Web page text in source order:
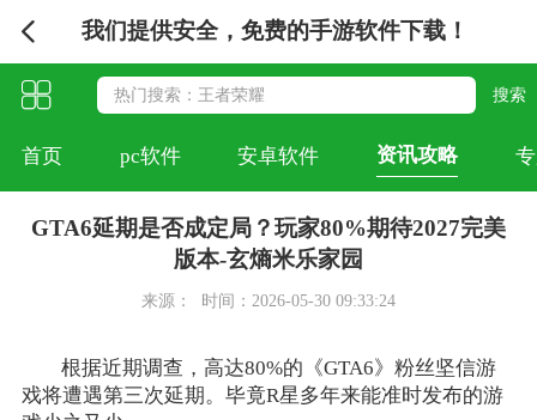
我们提供安全，免费的手游软件下载！
首页 pc软件 安卓软件 资讯攻略
GTA6延期是否成定局？玩家80%期待2027完美
版本-玄熵米乐家园
来源： 时间：2026-05-30 09:33:24
根据近期调查，高达80%的《GTA6》粉丝坚信游
戏将遭遇第三次延期。毕竟R星多年来能准时发布的游